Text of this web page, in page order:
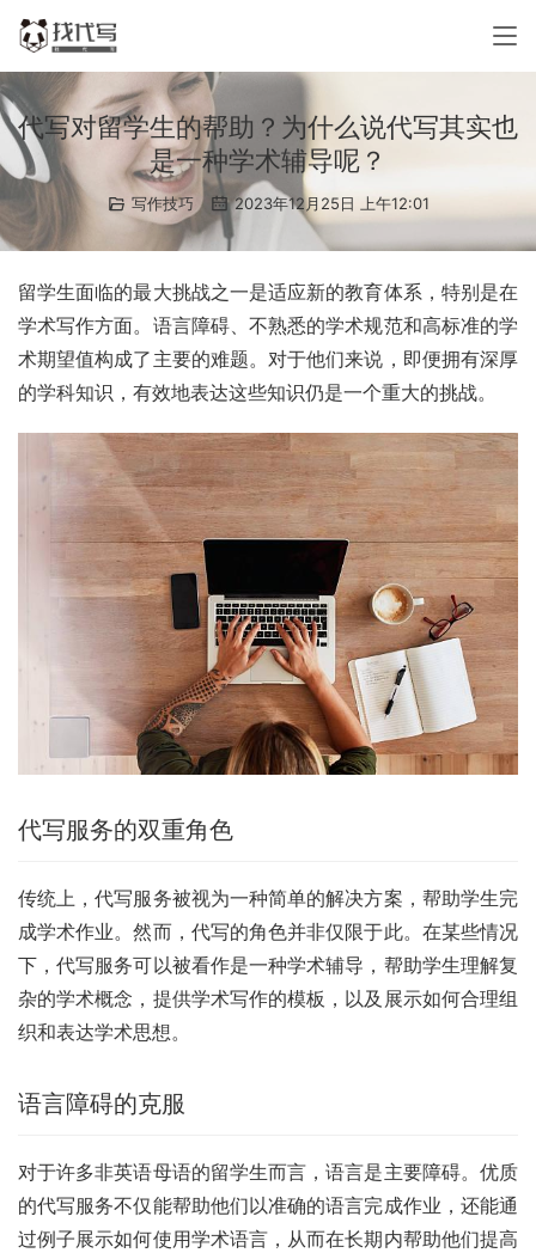
代写对留学生的帮助？为什么说代写其实也
是一种学术辅导呢？
写作技巧 2023年12月25日 上午12:01
留学生面临的最大挑战之一是适应新的教育体系，特别是在
学术写作方面。语言障碍、不熟悉的学术规范和高标准的学
术期望值构成了主要的难题。对于他们来说，即便拥有深厚
的学科知识，有效地表达这些知识仍是一个重大的挑战。
代写服务的双重角色
传统上，代写服务被视为一种简单的解决方案，帮助学生完
成学术作业。然而，代写的角色并非仅限于此。在某些情况
下，代写服务可以被看作是一种学术辅导，帮助学生理解复
杂的学术概念，提供学术写作的模板，以及展示如何合理组
织和表达学术思想。
语言障碍的克服
对于许多非英语母语的留学生而言，语言是主要障碍。优质
的代写服务不仅能帮助他们以准确的语言完成作业，还能通
过例子展示如何使用学术语言，从而在长期内帮助他们提高